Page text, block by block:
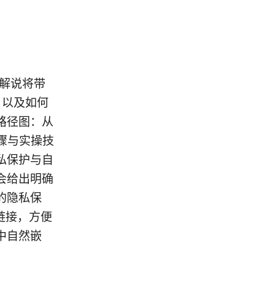
说将带
及如何
径图：从
与实操技
保护与自
给出明确
隐私保
接，方便
自然嵌